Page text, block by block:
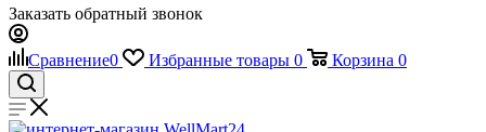
Заказать обратный звонок
Сравнение0 Избранные товары 0 Корзина 0